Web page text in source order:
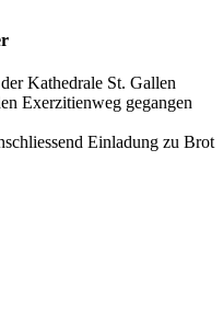
Kathedrale St. Gallen
Exerzitienweg gegangen
Einladung zu Brot